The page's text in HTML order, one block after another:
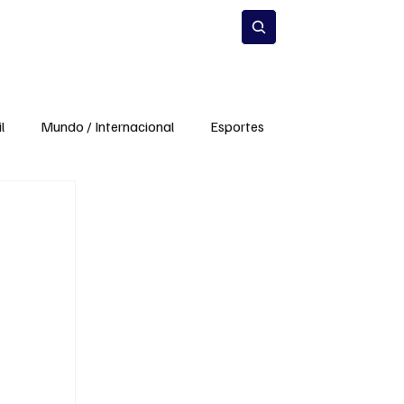
Mundo / Internacional Esportes